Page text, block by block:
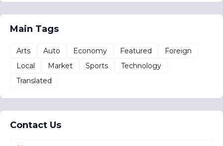
Main Tags
Arts Auto Economy Featured
Foreign
Local
Market Sports
Technology
Translated
Contact Us